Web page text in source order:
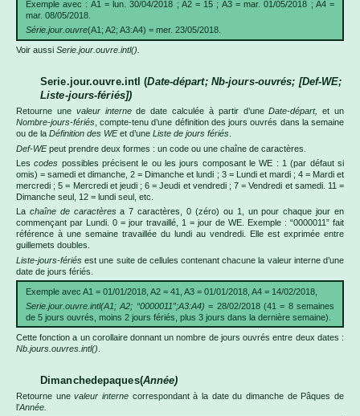
Exemple avec : A1 = lun. 30/04/2018 ; A2 = 15 ; A3 = mar. 01/05/2018 ; A4 =
mar. 08/05/2018.
Série.jour.ouvre(A1; A2; A3:A4) = mer. 23/05/2018.
Voir aussi Serie.jour.ouvre.intl().
Serie.jour.ouvre.intl (Date-départ; Nb-jours-ouvrés; [Def-WE;
Liste-jours-fériés])
Retourne une valeur internede date calculée à partir d’uneDate-départ,et un
Nombre-jours-fériés , compte-tenu d’une définition des jours ouvrés dans la semaine
ou de la Définition des WEet d’une Liste de jours fériés
Def-WEpeut prendre deux formes : un code ou une chaîne de caractères.
Lescodes possibles précisent le ou les jours composant le WE : 1 (par défaut si
omis) = samedi et dimanche, 2 = Dimanche et lundi ; 3 = Lundi et mardi ; 4 = Mardi et
mercredi ; 5 = Mercredi et jeudi ; 6 = Jeudi et vendredi ; 7 = Vendredi et samedi. 11 =
Dimanche seul, 12 = lundi seul, etc.
La chaîne de caractèresa 7 caractères, 0 (zéro) ou 1, un pour chaque jour en
commençant par Lundi. 0 = jour travaillé, 1 = jour de WE. Exemple : “0000011” fait
référence à une semaine travaillée du lundi au vendredi. Elle est exprimée entre
guillemets doubles.
Liste-jours-fériés est une suite de cellules contenant chacune la valeur interne d’une
date de jours fériés.
Exemple avec A1 = 01/01/2018, A2 = 41, A3 = 01/01/2018, A4 = 14/02/2018,
Serie.jour.ouvre.intl(A1; A2; “0000011”;A3:A4) = 28/02/2018 (41 = 8 semaines
de 5 jours ouvrés, moins 2 jours fériés, plus 3 jours dans la dernière semaine).
Cette fonction a un corollaire donnant un nombre de jours ouvrés entre deux dates :
Nb.jours.ouvres.intl()
Dimanchedepaques(Année)
Retourne unevaleur interne correspondant à la date du dimanche de Pâques de
l’Année.